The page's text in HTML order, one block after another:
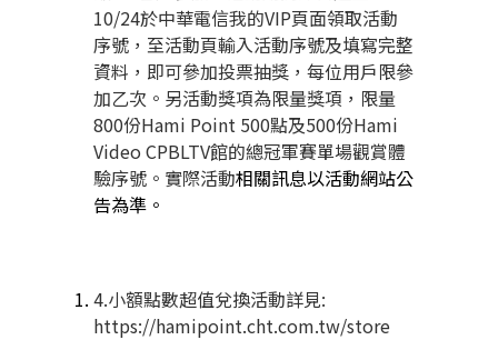
10/24於中華電信我的VIP頁面領取活動
序號，至活動頁輸入活動序號及填寫完整
資料，即可參加投票抽獎，每位用戶限參
加乙次。另活動獎項為限量獎項，限量
800份Hami Point 500點及500份Hami
Video CPBLTV館的總冠軍賽單場觀賞體
驗序號。實際活動相關訊息以活動網站公
告為準。
4.小額點數超值兌換活動詳見:
https://hamipoint.cht.com.tw/store